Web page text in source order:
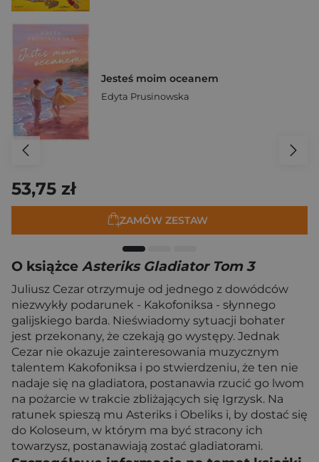
Jesteś moim oceanem
Edyta Prusinowska
53,75 zł
ZAMÓW ZESTAW
O książce Asteriks Gladiator Tom 3
Juliusz Cezar otrzymuje od jednego z dowódców
niezwykły podarunek - Kakofoniksa - słynnego
galijskiego barda. Nieświadomy sytuacji bohater
jest przekonany, że czekają go występy. Jednak
Cezar nie okazuje zainteresowania muzycznym
talentem Kakofoniksa i po stwierdzeniu, że ten nie
nadaje się na gladiatora, postanawia rzucić go lwom
na pożarcie w trakcie zbliżających się Igrzysk. Na
ratunek spieszą mu Asteriks i Obeliks i, by dostać się
do Koloseum, w którym ma być stracony ich
towarzysz, postanawiają zostać gladiatorami.